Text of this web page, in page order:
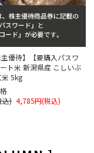
主優待】【要購入パスワ
ト米 新潟県産 こしいぶ
米 5kg
込) 4,785円(税込)